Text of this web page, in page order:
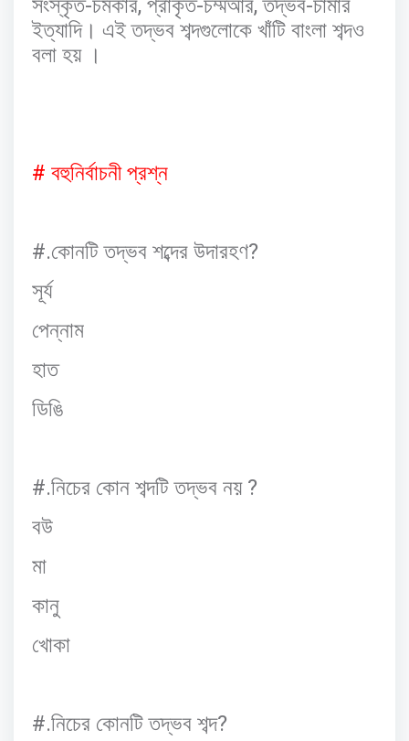
সংস্কৃত-চর্মকার, প্রাকৃত-চম্মআর,তদ্ভব-চামার
ইত্যাদি। এই তদ্ভব শব্দগুলোকে খাঁটি বাংলা শব্দও
বলা হয় ।
# বহুনির্বাচনী প্রশ্ন
#.কোনটি তদ্ভব শব্দের উদারহণ?
সূর্য
পেন্নাম
হাত
ডিঙি
#.নিচের কোন শব্দটি তদ্ভব নয়?
বউ
মা
কানু
খোকা
#.নিচের কোনটি তদ্ভব শব্দ?